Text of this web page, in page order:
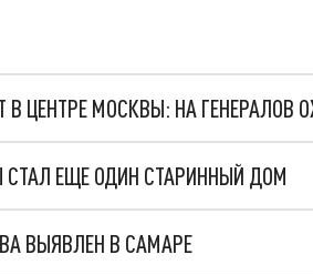
В ЦЕНТРЕ МОСКВЫ: НА
ЕЩЕ ОДИН СТАРИННЫЙ ДОМ
ВЫЯВЛЕН В САМАРЕ